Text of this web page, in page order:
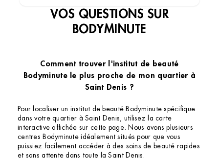
VOS QUESTIONS SUR
BODYMINUTE
Comment trouver l'institut de beauté
Bodyminute le plus proche de mon quartier à
Saint Denis ?
Pour localiser un institut de beauté Bodyminute spécifique
dans votre quartier à Saint Denis, utilisez la carte
interactive affichée sur cette page. Nous avons plusieurs
centres Bodyminute idéalement situés pour que vous
puissiez facilement accéder à des soins de beauté rapides
et sans attente dans toute la Saint Denis.